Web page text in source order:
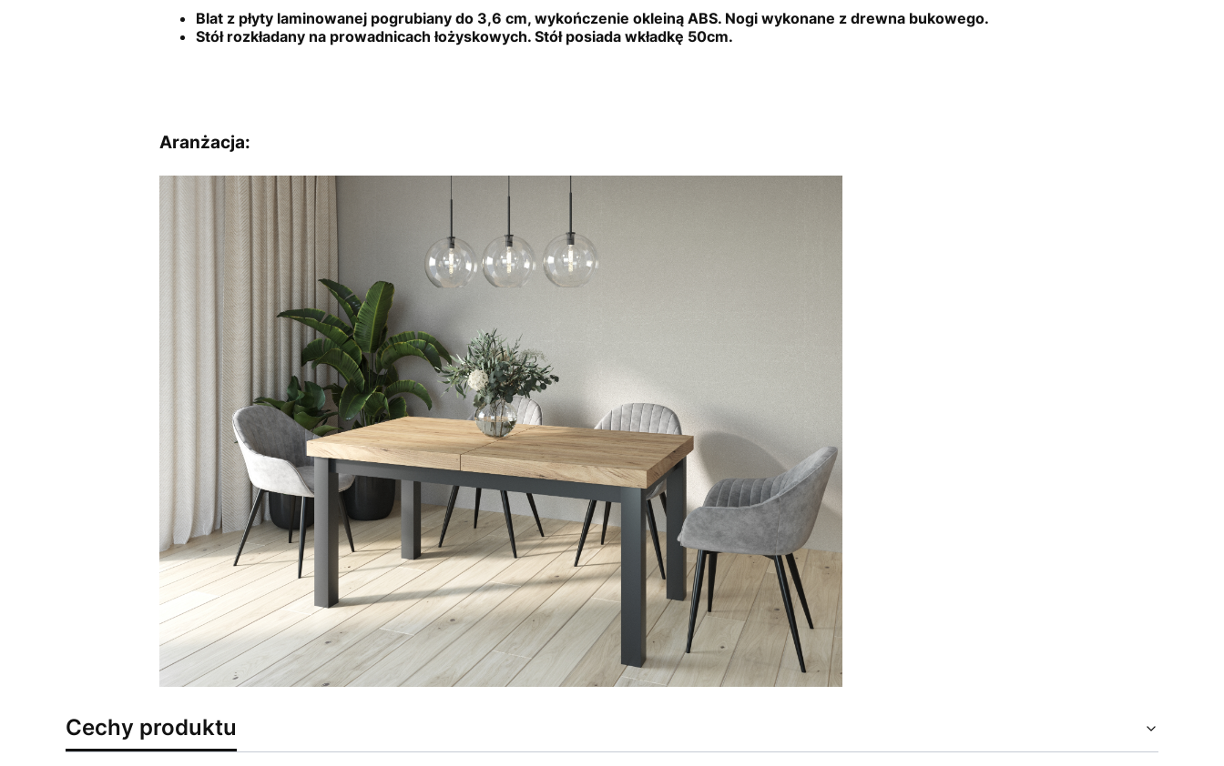
Blat z płyty laminowanej pogrubiany do 3,6 cm, wykończenie okleiną ABS. Nogi wykonane z drewna bukowego.
Stół rozkładany na prowadnicach łożyskowych. Stół posiada wkładkę 50cm.
Aranżacja:
Cechy produktu